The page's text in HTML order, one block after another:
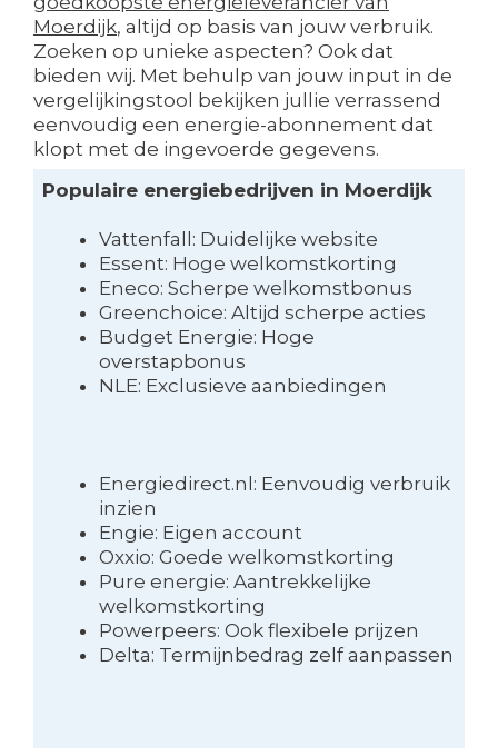
Moerdijk, altijd op basis van jouw verbruik.
Zoeken op unieke aspecten? Ook dat
bieden wij. Met behulp van jouw input in de
vergelijkingstool bekijken jullie verrassend
eenvoudig een energie-abonnement dat
klopt met de ingevoerde gegevens.
Populaire energiebedrijven in Moerdijk
Vattenfall: Duidelijke website
Essent: Hoge welkomstkorting
Eneco: Scherpe welkomstbonus
Greenchoice: Altijd scherpe acties
Budget Energie: Hoge
overstapbonus
NLE: Exclusieve aanbiedingen
Energiedirect.nl: Eenvoudig verbruik
inzien
Engie: Eigen account
Oxxio: Goede welkomstkorting
Pure energie: Aantrekkelijke
welkomstkorting
Powerpeers: Ook flexibele prijzen
Delta: Termijnbedrag zelf aanpassen